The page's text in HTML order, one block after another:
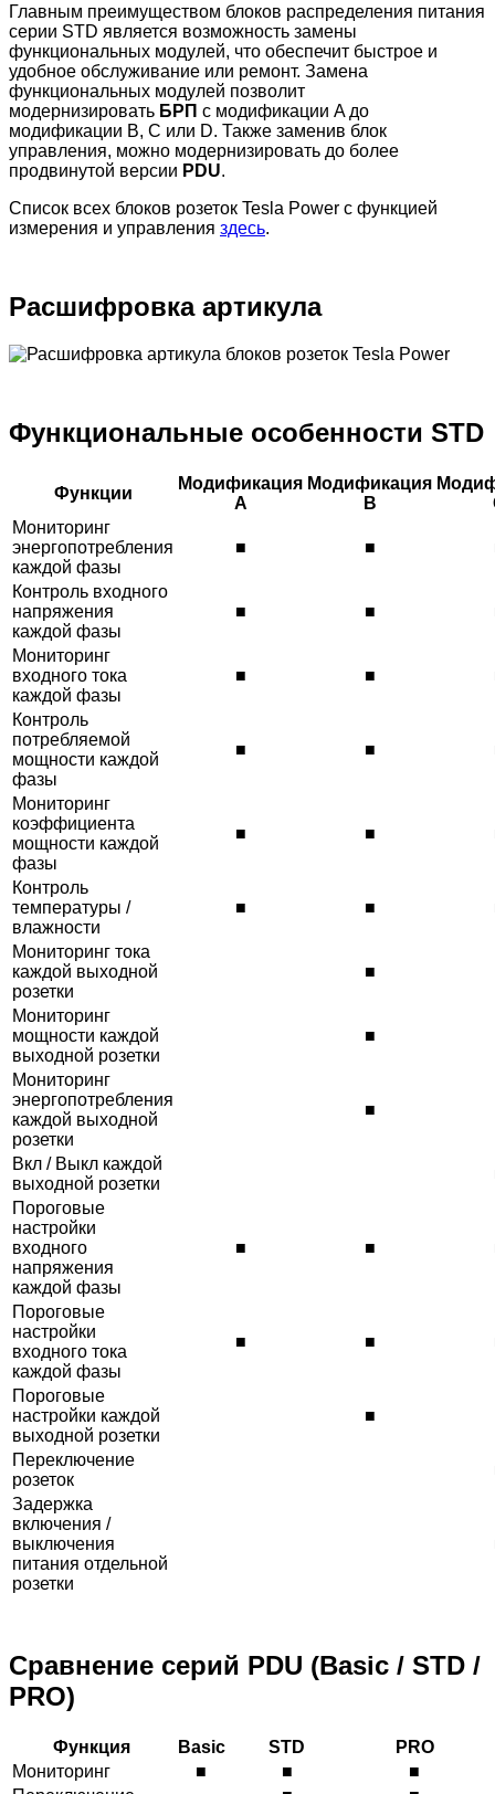
Главным преимуществом блоков распределения питания
серии STD является возможность замены
функциональных модулей, что обеспечит быстрое и
удобное обслуживание или ремонт. Замена
функциональных модулей позволит
модернизировать БРП с модификации A до
модификации B, C или D. Также заменив блок
управления, можно модернизировать до более
продвинутой версии PDU.
Список всех блоков розеток Tesla Power с функцией
измерения и управления здесь.
Расшифровка артикула
Функциональные особенности STD
Функции
Модификация
A
Модификация
B
Мониторинг
энергопотребления
каждой фазы
■ ■
Контроль входного
напряжения
каждой фазы
■ ■
Мониторинг
входного тока
каждой фазы
■ ■
Контроль
потребляемой
мощности каждой
фазы
■ ■
Мониторинг
коэффициента
мощности каждой
фазы
■ ■
Контроль
температуры /
влажности
■ ■
Мониторинг тока
каждой выходной
розетки
■
Мониторинг
мощности каждой
выходной розетки
■
Мониторинг
энергопотребления
каждой выходной
розетки
■
Вкл / Выкл каждой
выходной розетки
Пороговые
настройки
входного
напряжения
каждой фазы
■ ■
Пороговые
настройки
входного тока
каждой фазы
■ ■
Пороговые
настройки каждой
выходной розетки
■
Переключение
розеток
Задержка
включения /
выключения
питания отдельной
розетки
Сравнение серий PDU (Basic / STD /
PRO)
Функция Basic STD
PRO
Мониторинг
■ ■
■